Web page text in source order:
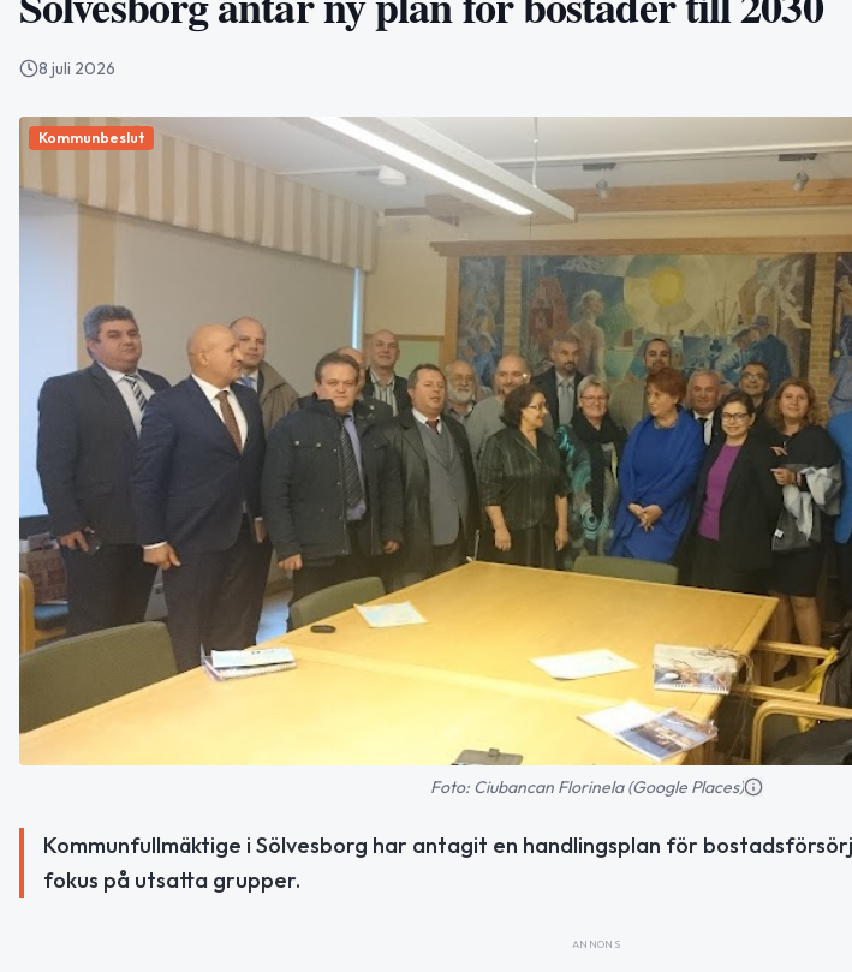
8 juli 2026
Kommunbeslut
Foto: Ciubancan Florinela (Google Places)
Kommunfullmäktige i Sölvesborg har antagit en handlingsplan för
fokus på utsatta grupper.
ANNONS